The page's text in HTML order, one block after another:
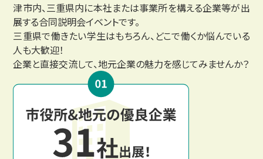
津市内、三重県内に本社または事業所を構える企業等が出
展する合同説明会イベントです。
三重県で働きたい学生はもちろん、どこで働くか悩んでいる
人も大歓迎！
企業と直接交流して、地元企業の魅力を感じてみませんか？